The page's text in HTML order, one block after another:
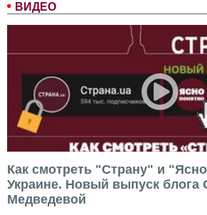
ВИДЕО
Как смотреть "Страну" и
Украине. Новый выпуск блога
Медведевой